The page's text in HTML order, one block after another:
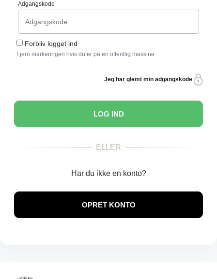
Adgangskode
Forbliv logget ind
Fjern markeringen hvis du er på en offentlig maskine
Jeg har glemt min adgangskode
LOG IND
Har du ikke en konto?
OPRET KONTO